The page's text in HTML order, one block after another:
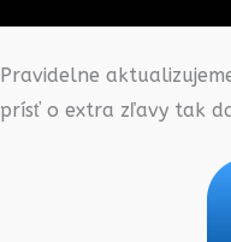
Pravidelne
prísť o extra zľavy tak